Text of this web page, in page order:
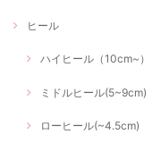
ヒール
ハイヒール（10cm~）
ミドルヒール(5~9cm)
ローヒール(~4.5cm)